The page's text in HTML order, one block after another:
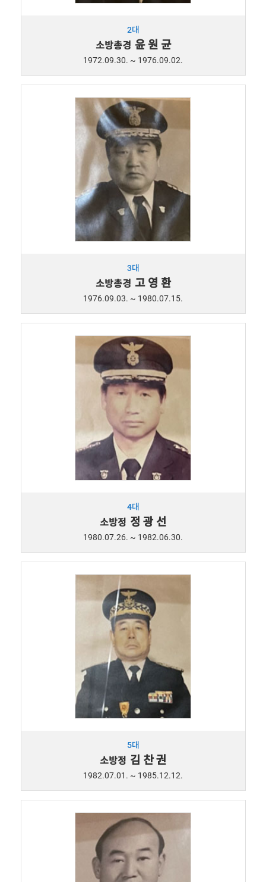
2대
소방총경 윤 원 균
1972.09.30. ~ 1976.09.02.
3대
소방총경 고 영 환
1976.09.03. ~ 1980.07.15.
4대
소방정 정 광 선
1980.07.26. ~ 1982.06.30.
5대
소방정 김 찬 권
1982.07.01. ~ 1985.12.12.